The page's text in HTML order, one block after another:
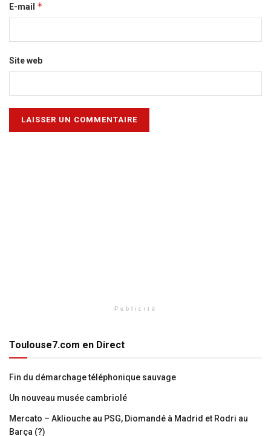
E-mail *
Site web
Publicité
Toulouse7.com en Direct
Fin du démarchage téléphonique sauvage
Un nouveau musée cambriolé
Mercato – Akliouche au PSG, Diomandé à Madrid et Rodri au
Barça (?)